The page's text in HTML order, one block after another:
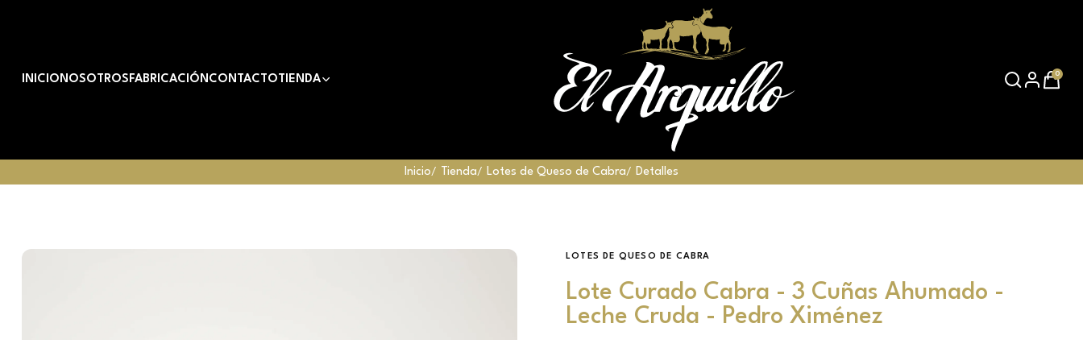
INICIONOSOTROSFABRICACIÓNCONTACTO TIENDA 0
Inicio Tienda Lotes de Queso de Cabra Detalles
LOTES DE QUESO DE CABRA
Lote Curado Cabra - 3 Cuñas Ahumado -
Leche Cruda - Pedro Ximénez